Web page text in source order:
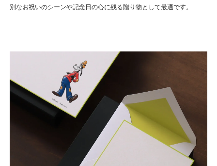
別なお祝いのシーンや記念日の心に残る贈り物として最適です。